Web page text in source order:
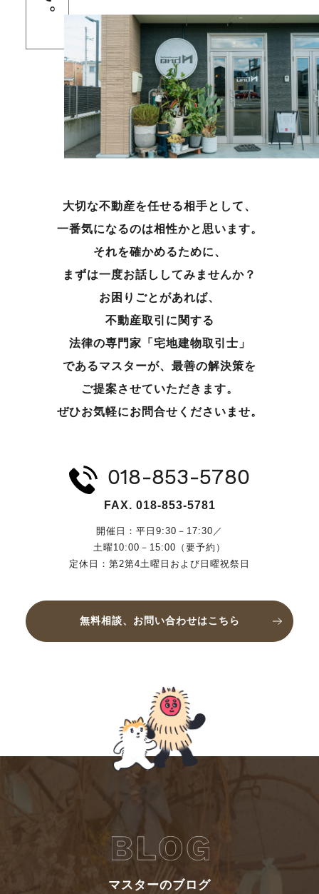
大切な不動産を任せる相手として、
一番気になるのは相性かと思います。
それを確かめるために、
まずは一度お話ししてみませんか？
お困りごとがあれば、
不動産取引に関する
法律の専門家「宅地建物取引士」
であるマスターが、 最善の解決策を
ご提案させていただきます。
ぜひお気軽にお問合せくださいませ。
018-853-5780
FAX. 018-853-5781
開催日：平日9:30－17:30／
土曜10:00－15:00（要予約）
定休日：第2第4土曜日および日曜祝祭日
無料相談、お問い合わせはこちら
マスターのブログ